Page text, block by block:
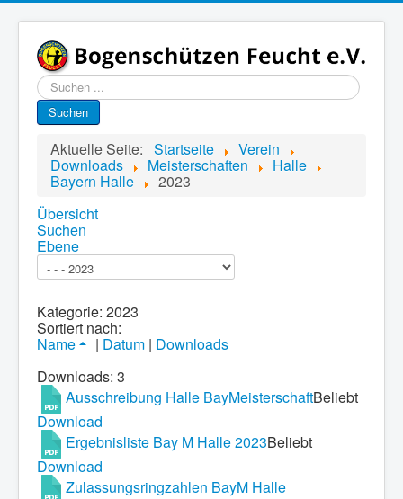
Suchen
...
Suchen
Aktuelle Seite: Startseite Verein
Downloads Meisterschaften Halle
Bayern Halle
2023
Übersicht
Suchen
Ebene
Kategorie: 2023
Sortiert nach:
Name | Datum | Downloads
Downloads: 3
Ausschreibung Halle BayMeisterschaftBeliebt
Download
Ergebnisliste Bay M Halle 2023Beliebt
Download
Zulassungsringzahlen BayM Halle